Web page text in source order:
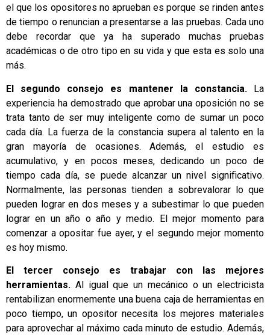
el que los opositores no aprueban es porque se rinden antes
de tiempo o renuncian a presentarse a las pruebas. Cada uno
debe recordar que ya ha superado muchas pruebas
académicas o de otro tipo en su vida y que esta es solo una
más.
El segundo consejo es mantener la constancia. La
experiencia ha demostrado que aprobar una oposición no se
trata tanto de ser muy inteligente como de sumar un poco
cada día. La fuerza de la constancia supera al talento en la
gran mayoría de ocasiones. Además, el estudio es
acumulativo, y en pocos meses, dedicando un poco de
tiempo cada día, se puede alcanzar un nivel significativo.
Normalmente, las personas tienden a sobrevalorar lo que
pueden lograr en dos meses y a subestimar lo que pueden
lograr en un año o año y medio. El mejor momento para
comenzar a opositar fue ayer, y el segundo mejor momento
es hoy mismo.
El tercer consejo es trabajar con las mejores
herramientas. Al igual que un mecánico o un electricista
rentabilizan enormemente una buena caja de herramientas en
poco tiempo, un opositor necesita los mejores materiales
para aprovechar al máximo cada minuto de estudio. Además,